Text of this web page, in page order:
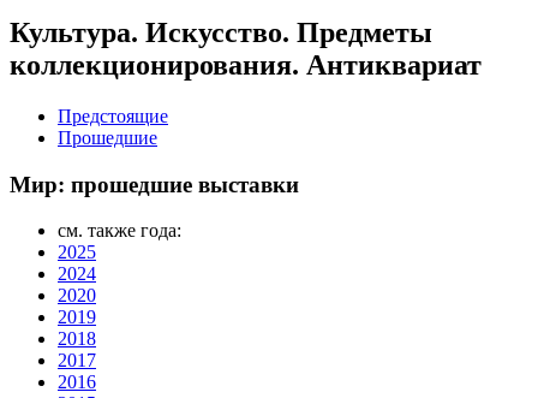
Культура. Искусство. Предметы
коллекционирования. Антиквариат
Предстоящие
Прошедшие
Мир: прошедшие выставки
см. также года:
2025
2024
2020
2019
2018
2017
2016